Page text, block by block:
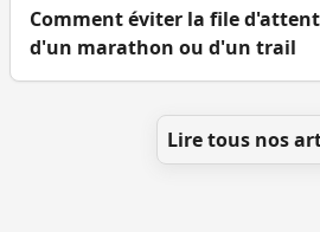
Comment éviter la file
d'un marathon ou d'un trail
Lire tous nos